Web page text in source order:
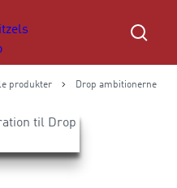
produkter Drop ambitionerne